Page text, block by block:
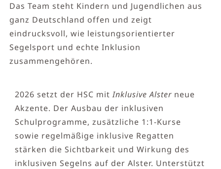
Das Team steht Kindern und Jugendlichen aus
ganz Deutschland offen und zeigt
eindrucksvoll, wie leistungsorientierter
Segelsport und echte Inklusion
zusammengehören.
2026 setzt der HSC mitInklusive Alsterneue
Akzente. Der Ausbau der inklusiven
Schulprogramme, zusätzliche 1:1-Kurse
sowie regelmäßige inklusive Regatten
stärken die Sichtbarkeit und Wirkung des
inklusiven Segelns auf der Alster. Unterstützt